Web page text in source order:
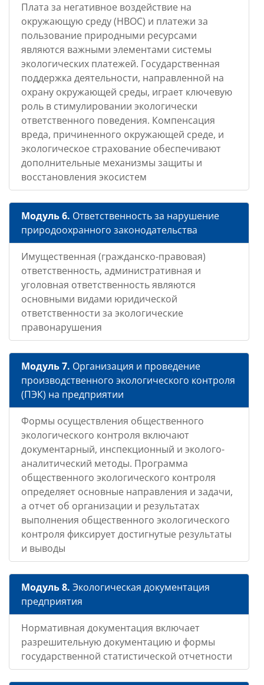
Плата за негативное воздействие на
окружающую среду (НВОС) и платежи за
пользование природными ресурсами
являются важными элементами системы
экологических платежей. Государственная
поддержка деятельности, направленной на
охрану окружающей среды, играет ключевую
роль в стимулировании экологически
ответственного поведения. Компенсация
вреда, причиненного окружающей среде, и
экологическое страхование обеспечивают
дополнительные механизмы защиты и
восстановления экосистем
Модуль 6. Ответственность за нарушение
природоохранного законодательства
Имущественная (гражданско-правовая)
ответственность, административная и
уголовная ответственность являются
основными видами юридической
ответственности за экологические
правонарушения
Модуль 7. Организация и проведение
производственного экологического контроля
(ПЭК) на предприятии
Формы осуществления общественного
экологического контроля включают
документарный, инспекционный и эколого-
аналитический методы. Программа
общественного экологического контроля
определяет основные направления и задачи,
а отчет об организации и результатах
выполнения общественного экологического
контроля фиксирует достигнутые результаты
и выводы
Модуль 8. Экологическая документация
предприятия
Нормативная документация включает
разрешительную документацию и формы
государственной статистической отчетности